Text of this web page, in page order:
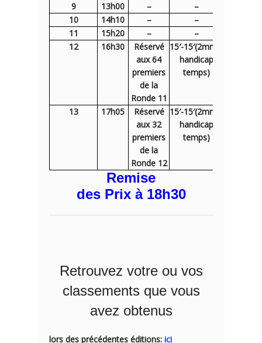
9
13h00 – –
10
14h10 – –
11
15h20 – –
12
16h30
Réservé
aux 64
premiers
de la
Ronde 11
15′-15′(2mn30
handicap
temps)
13 17h05
Réservé
aux 32
premiers
de la
Ronde 12
15′-15′(2mn30
handicap
temps)
Remise
des Prix à 18h30
Retrouvez votre ou vos
classements que vous
avez obtenus
lors des précédentes éditions: ici